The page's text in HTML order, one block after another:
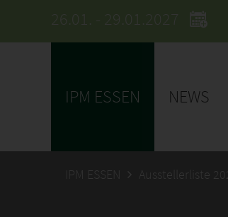
26.01. - 29.01.2027
IPM ESSEN NEWS
IPM ESSEN Ausstellerliste